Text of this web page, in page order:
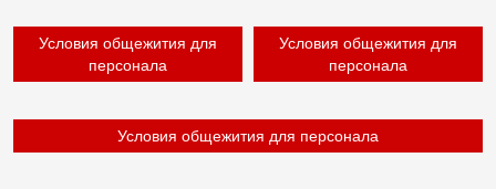
Условия общежития для
персонала
Условия общежития для
персонала
Условия общежития для персонала